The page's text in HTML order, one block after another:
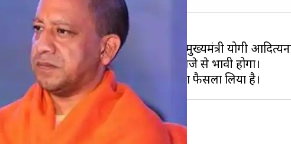
के लिए चुनाव आयोग ने उत्तर प्रदेश के मुख्यमंत्री योगी आदित्यनाथ
लगाया है। आदेश 16 अप्रैल सुबह 6 बजे से प्रभावी होगा।
एक्शन